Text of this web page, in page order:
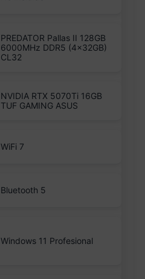
PREDATOR Pallas II 128GB
6000MHz DDR5 (4x32GB)
CL32
NVIDIA RTX 5070Ti 16GB
TUF GAMING ASUS
WiFi 7
Bluetooth 5
Windows 11 Profesional